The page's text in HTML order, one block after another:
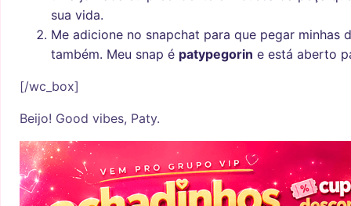
sua vida.
Me adicione no snapchat para que pegar minhas
também. Meu snap é patypegorin e está aberto
[/wc_box]
Beijo! Good vibes, Paty.